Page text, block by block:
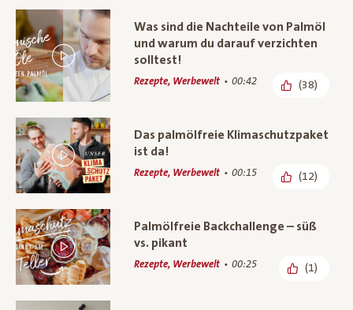
Was sind die Nachteile von Palmöl
und warum du darauf verzichten
solltest!
Rezepte, Werbewelt 00:42 (38)
Das palmölfreie Klimaschutzpaket
ist da!
Rezepte, Werbewelt 00:15 (12)
Palmölfreie Backchallenge – süß
vs. pikant
Rezepte, Werbewelt 00:25 (1)